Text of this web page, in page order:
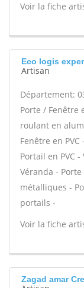
Voir la fiche
Eco logis
Artisan
Département:
Porte / Fenêtre
roulant en
Fenêtre en
Portail en PVC
Véranda -
métalliques -
portails -
Voir la fiche
Zagad amar